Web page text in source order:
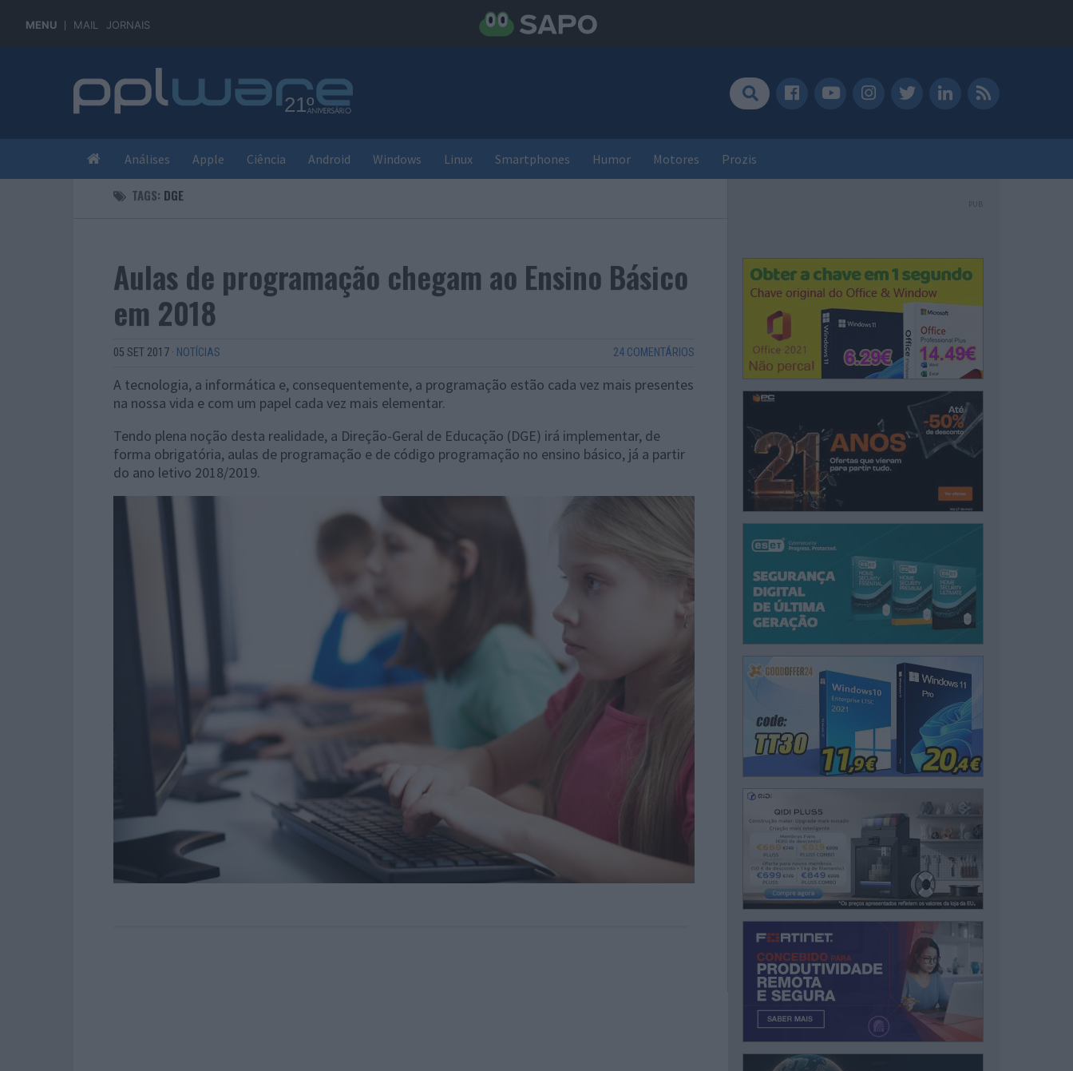
MENU MAIL JORNAIS
Análises Apple Ciência Android Windows Linux Smartphones Humor Motores Prozis
TAGS: DGE
Aulas de programação chegam ao Ensino Básico
em 2018
05 SET 2017 · NOTÍCIAS 24 COMENTÁRIOS
A tecnologia, a informática e, consequentemente, a programação estão cada vez mais presentes
na nossa vida e com um papel cada vez mais elementar.
Tendo plena noção desta realidade, a Direção-Geral de Educação (DGE) irá implementar, de
forma obrigatória, aulas de programação e de código programação no ensino básico, já a partir
do ano letivo 2018/2019.
PUB